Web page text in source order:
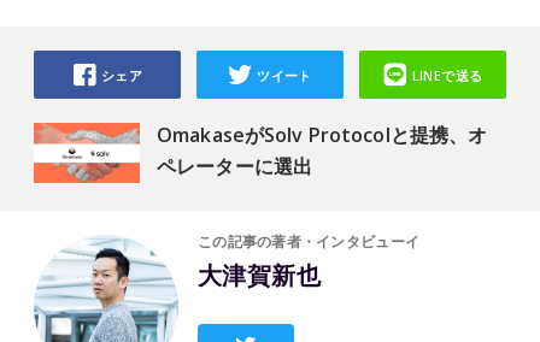
OmakaseがSolv Protocolと提携、オ
ペレーターに選出
シェア ツイート LINEで送る
この記事の著者・インタビューイ
大津賀新也